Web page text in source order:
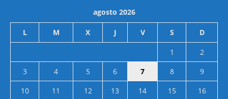
agosto 2026
L M X J V S D
1
2
3
4 5 6 7 8
9
10
11 12 13 14 15
16